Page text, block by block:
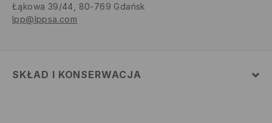
Łąkowa 39/44, 80-769 Gdańsk
lpp@lppsa.com
SKŁAD I KONSERWACJA